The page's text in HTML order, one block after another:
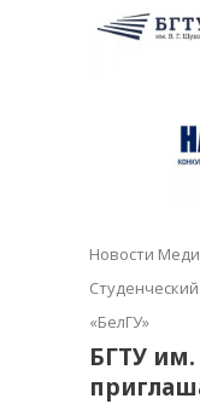
Новости
«БелГУ»
БГТУ